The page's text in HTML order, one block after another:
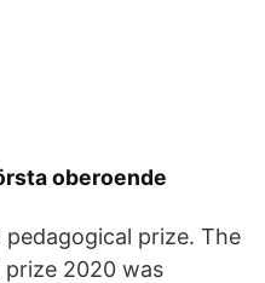
oberoende
pedagogical prize. The
2020 was